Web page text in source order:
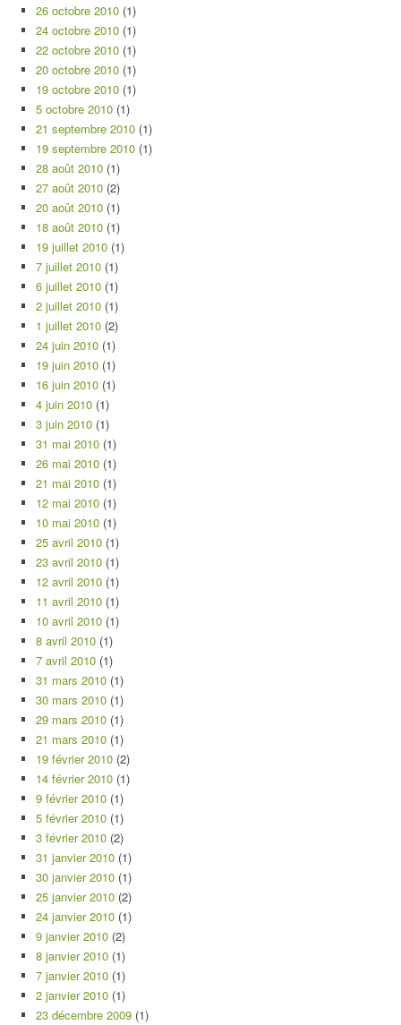
26 octobre 2010 (1)
24 octobre 2010 (1)
22 octobre 2010 (1)
20 octobre 2010 (1)
19 octobre 2010 (1)
5 octobre 2010 (1)
21 septembre 2010 (1)
19 septembre 2010 (1)
28 août 2010 (1)
27 août 2010 (2)
20 août 2010 (1)
18 août 2010 (1)
19 juillet 2010 (1)
7 juillet 2010 (1)
6 juillet 2010 (1)
2 juillet 2010 (1)
1 juillet 2010 (2)
24 juin 2010 (1)
19 juin 2010 (1)
16 juin 2010 (1)
4 juin 2010 (1)
3 juin 2010 (1)
31 mai 2010 (1)
26 mai 2010 (1)
21 mai 2010 (1)
12 mai 2010 (1)
10 mai 2010 (1)
25 avril 2010 (1)
23 avril 2010 (1)
12 avril 2010 (1)
11 avril 2010 (1)
10 avril 2010 (1)
8 avril 2010 (1)
7 avril 2010 (1)
31 mars 2010 (1)
30 mars 2010 (1)
29 mars 2010 (1)
21 mars 2010 (1)
19 février 2010 (2)
14 février 2010 (1)
9 février 2010 (1)
5 février 2010 (1)
3 février 2010 (2)
31 janvier 2010 (1)
30 janvier 2010 (1)
25 janvier 2010 (2)
24 janvier 2010 (1)
9 janvier 2010 (2)
8 janvier 2010 (1)
7 janvier 2010 (1)
2 janvier 2010 (1)
23 décembre 2009 (1)